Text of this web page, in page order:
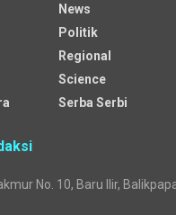
News
Politik
Regional
Science
Serba Serbi
No. 10, Baru Ilir,